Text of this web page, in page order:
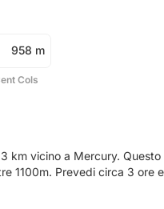
958 m
Cols
km vicino a Mercury.
1100m. Prevedi circa 3 ore